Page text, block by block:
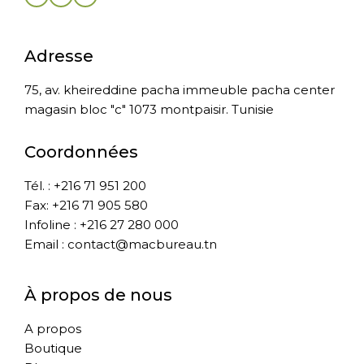
Adresse
75, av. kheireddine pacha immeuble pacha center
magasin bloc "c" 1073 montpaisir. Tunisie
Coordonnées
Tél. : +216 71 951 200
Fax: +216 71 905 580
Infoline : +216 27 280 000
Email : contact@macbureau.tn
À propos de nous
A propos
Boutique